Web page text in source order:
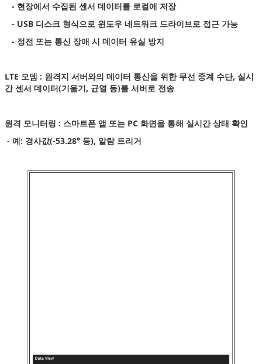
- 현장에서 수집된 센서 데이터를 로컬에 저장
- USB 디스크 형식으로 윈도우 네트워크 드라이브로 접근 가능
- 정전 또는 통신 장애 시 데이터 유실 방지
LTE 모뎀 : 원격지 서버와의 데이터 통신을 위한 무선 중계 수단, 실시
간 센서 데이터(기울기, 균열 등)를 서버로 전송
원격 모니터링 : 스마트폰 앱 또는 PC 화면을 통해 실시간 상태 확인
- 예: 경사값(-53.28° 등), 알람 트리거